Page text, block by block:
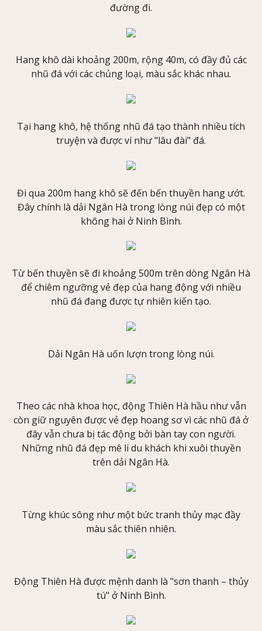
đường đi.
Hang khô dài khoảng 200m, rộng 40m, có đầy đủ các
nhũ đá với các chủng loại, màu sắc khác nhau.
Tại hang khô, hệ thống nhũ đá tạo thành nhiều tích
truyện và được ví như "lâu đài" đá.
Đi qua 200m hang khô sẽ đến bến thuyền hang ướt.
Đây chính là dải Ngân Hà trong lòng núi đẹp có một
không hai ở Ninh Bình.
Từ bến thuyền sẽ đi khoảng 500m trên dòng Ngân Hà
để chiêm ngưỡng vẻ đẹp của hang động với nhiều
nhũ đá đang được tự nhiên kiến tạo.
Dải Ngân Hà uốn lượn trong lòng núi.
Theo các nhà khoa học, động Thiên Hà hầu như vẫn
còn giữ nguyên được vẻ đẹp hoang sơ vì các nhũ đá ở
đây vẫn chưa bị tác động bởi bàn tay con người.
Những nhũ đá đẹp mê li du khách khi xuôi thuyền
trên dải Ngân Hà.
Từng khúc sông như một bức tranh thủy mạc đầy
màu sắc thiên nhiên.
Động Thiên Hà được mệnh danh là "sơn thanh – thủy
tú" ở Ninh Bình.